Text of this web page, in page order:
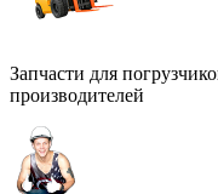
Запчасти для
производителей